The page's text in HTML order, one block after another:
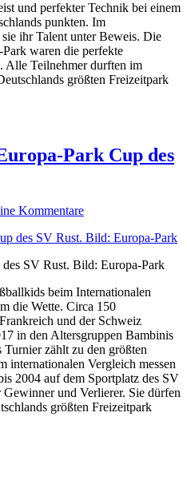
und perfekter Technik bei einem
punkten. Im
ihr Talent unter Beweis. Die
waren die perfekte
Alle Teilnehmer durften im
größten Freizeitpark
Park Cup des
Kommentare
SV Rust. Bild: Europa-Park
beim Internationalen
die Wette. Circa 150
und der Schweiz
in den Altersgruppen Bambinis
zählt zu den größten
internationalen Vergleich messen
2004 auf dem Sportplatz des SV
und Verlierer. Sie dürfen
größten Freizeitpark